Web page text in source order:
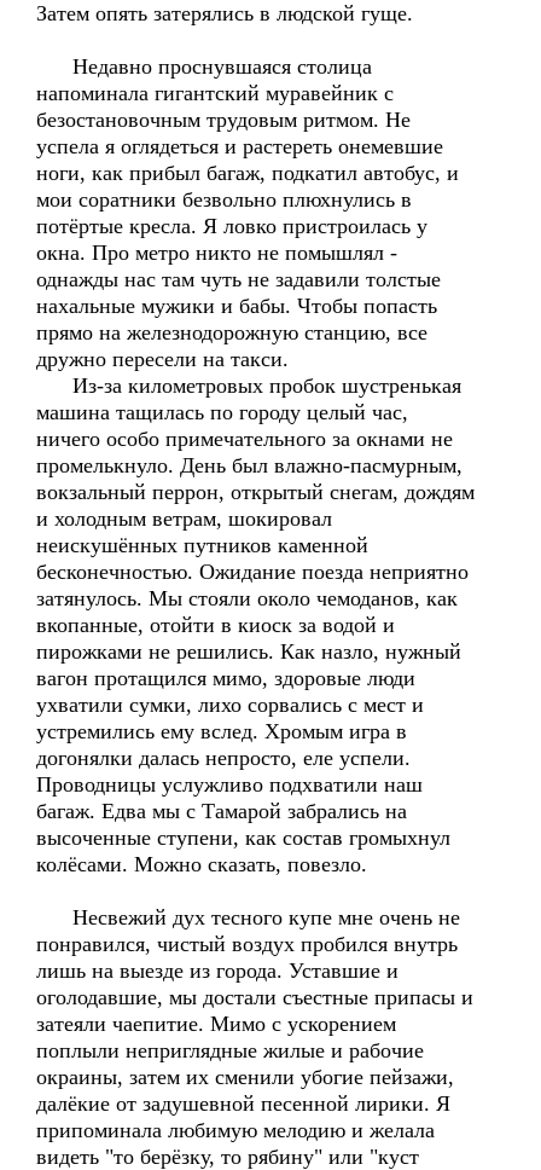
Затем опять затерялись в людской гуще.
Недавно проснувшаяся столица
напоминала гигантский муравейник с
безостановочным трудовым ритмом. Не
успела я оглядеться и растереть онемевшие
ноги, как прибыл багаж, подкатил автобус, и
мои соратники безвольно плюхнулись в
потёртые кресла. Я ловко пристроилась у
окна. Про метро никто не помышлял -
однажды нас там чуть не задавили толстые
нахальные мужики и бабы. Чтобы попасть
прямо на железнодорожную станцию, все
дружно пересели на такси.
Из-за километровых пробок шустренькая
машина тащилась по городу целый час,
ничего особо примечательного за окнами не
промелькнуло. День был влажно-пасмурным,
вокзальный перрон, открытый снегам, дождям
и холодным ветрам, шокировал
неискушённых путников каменной
бесконечностью. Ожидание поезда неприятно
затянулось. Мы стояли около чемоданов, как
вкопанные, отойти в киоск за водой и
пирожками не решились. Как назло, нужный
вагон протащился мимо, здоровые люди
ухватили сумки, лихо сорвались с мест и
устремились ему вслед. Хромым игра в
догонялки далась непросто, еле успели.
Проводницы услужливо подхватили наш
багаж. Едва мы с Тамарой забрались на
высоченные ступени, как состав громыхнул
колёсами. Можно сказать, повезло.
Несвежий дух тесного купе мне очень не
понравился, чистый воздух пробился внутрь
лишь на выезде из города. Уставшие и
оголодавшие, мы достали съестные припасы и
затеяли чаепитие. Мимо с ускорением
поплыли неприглядные жилые и рабочие
окраины, затем их сменили убогие пейзажи,
далёкие от задушевной песенной лирики. Я
припоминала любимую мелодию и желала
видеть "то берёзку, то рябину" или "куст